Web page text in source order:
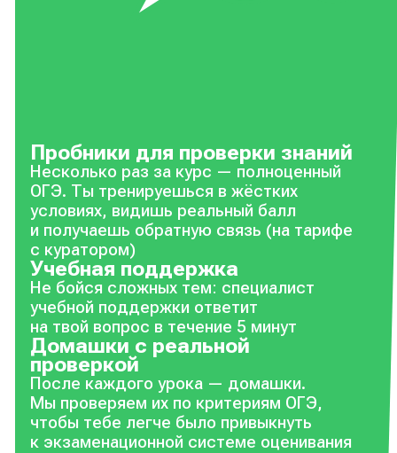
Пробники для проверки знаний
Несколько раз за курс — полноценный
ОГЭ. Ты тренируешься в жёстких
условиях, видишь реальный балл
и получаешь обратную связь (на тарифе
с куратором)
Учебная поддержка
Не бойся сложных тем: специалист
учебной поддержки ответит
на твой вопрос в течение 5 минут
Домашки с реальной
проверкой
После каждого урока — домашки.
Мы проверяем их по критериям ОГЭ,
чтобы тебе легче было привыкнуть
к экзаменационной системе оценивания